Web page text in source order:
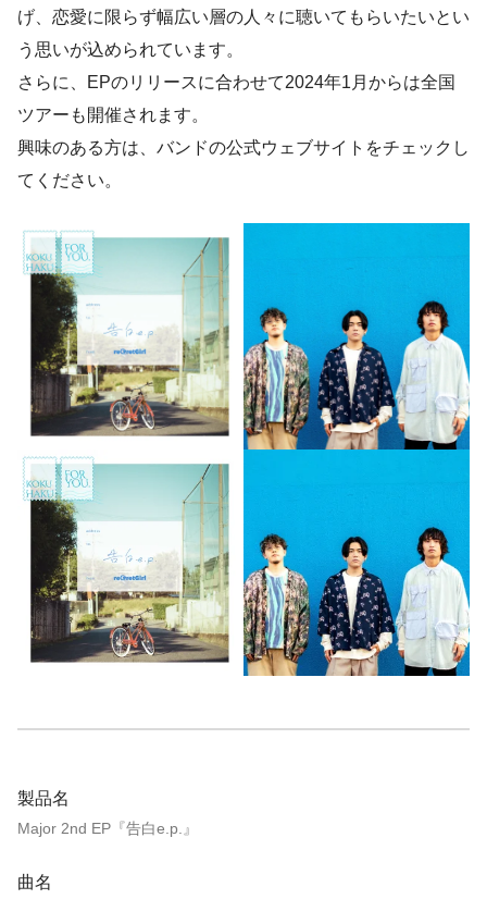
げ、恋愛に限らず幅広い層の人々に聴いてもらいたいとい
う思いが込められています。
さらに、EPのリリースに合わせて2024年1月からは全国
ツアーも開催されます。
興味のある方は、バンドの公式ウェブサイトをチェックし
てください。
製品名
Major 2nd EP『告白e.p.』
曲名